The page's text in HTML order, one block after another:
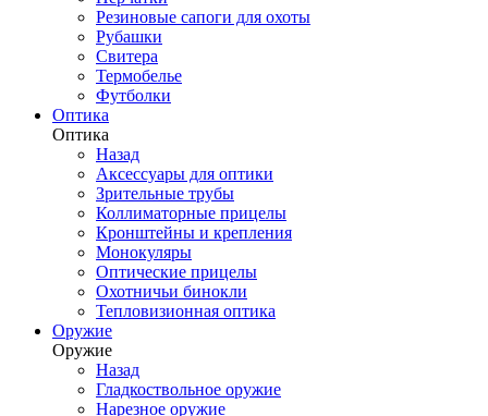
Резиновые сапоги для охоты
Рубашки
Свитера
Термобелье
Футболки
Оптика
Оптика
Назад
Аксессуары для оптики
Зрительные трубы
Коллиматорные прицелы
Кронштейны и крепления
Монокуляры
Оптические прицелы
Охотничьи бинокли
Тепловизионная оптика
Оружие
Оружие
Назад
Гладкоствольное оружие
Нарезное оружие